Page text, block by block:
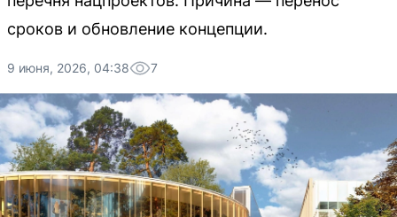
сроков и обновление концепции.
9 июня, 2026, 04:38 7